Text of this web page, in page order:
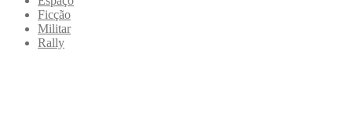
Ficção
Militar
Rally